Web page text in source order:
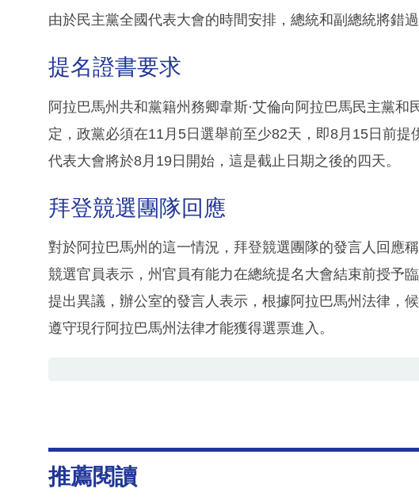
由於民主黨全國代表大會的時間安排，總統和副總統將錯
提名證書要求
阿拉巴馬州共和黨籍州務卿韋斯·艾倫向阿拉巴馬民主黨
定，政黨必須在11月5日選舉前至少82天，即8月15日前
代表大會將於8月19日開始，這是截止日期之後的四天。
拜登競選團隊回應
對於阿拉巴馬州的這一情況，拜登競選團隊的發言人回應
競選官員表示，州官員有能力在總統提名大會結束前授予
提出異議，辦公室的發言人表示，根據阿拉巴馬州法律，
遵守現行阿拉巴馬州法律才能獲得選票進入。
推薦閱讀